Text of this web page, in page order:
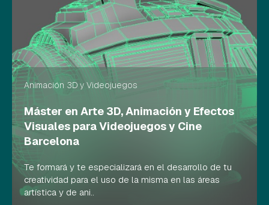
Animación 3D y Videojuegos
Máster en Arte 3D, Animación y Efectos
Visuales para Videojuegos y Cine
Barcelona
Te formará y te especializará en el desarrollo de tu
creatividad para el uso de la misma en las áreas
artística y de ani..